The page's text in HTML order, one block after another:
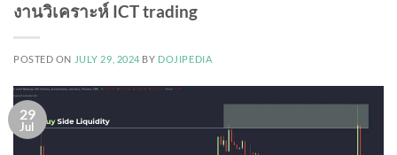
งานวิเคราะห์ ICT trading
POSTED ON JULY 29, 2024 BY DOJIPEDIA
29
Jul